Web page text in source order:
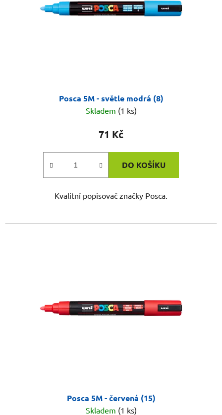
Posca 5M - světle modrá (8)
Skladem (1 ks)
71 Kč
DO KOŠÍKU
Kvalitní popisovač značky Posca.
Posca 5M - červená (15)
Skladem (1 ks)